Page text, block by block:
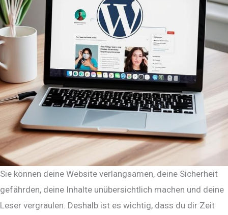
Sie können deine Website verlangsamen, deine Sicherheit
gefährden, deine Inhalte unübersichtlich machen und deine
Leser vergraulen. Deshalb ist es wichtig, dass du dir Zeit